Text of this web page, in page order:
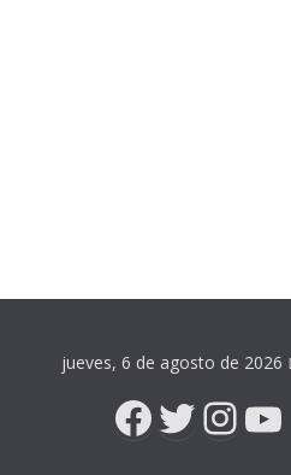
jueves, 6 de agosto de 2026
Facebook
Twitter